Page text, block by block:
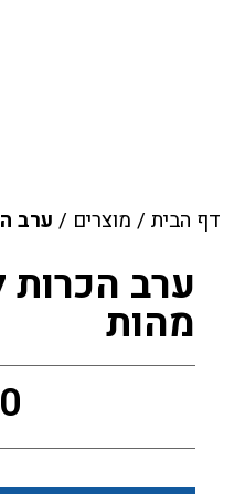
דף הבית / מוצרים / ערב
ערב
מהות
0